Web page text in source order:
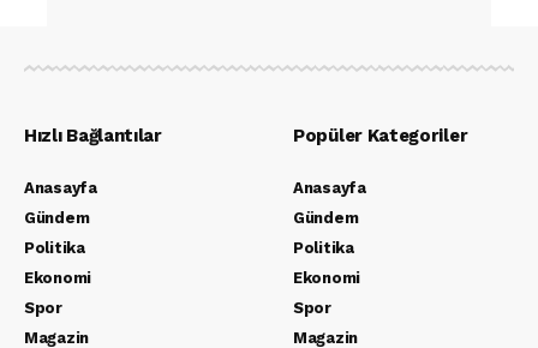
Hızlı Bağlantılar
Anasayfa
Gündem
Politika
Ekonomi
Spor
Magazin
Popüler Kategoriler
Anasayfa
Gündem
Politika
Ekonomi
Spor
Magazin